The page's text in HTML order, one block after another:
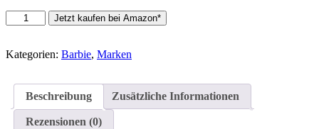
Barbie
Imkerin
(brünette)
Menge
Jetzt kaufen bei Amazon*
Kategorien: Barbie, Marken
Beschreibung Zusätzliche Informationen
Rezensionen (0)